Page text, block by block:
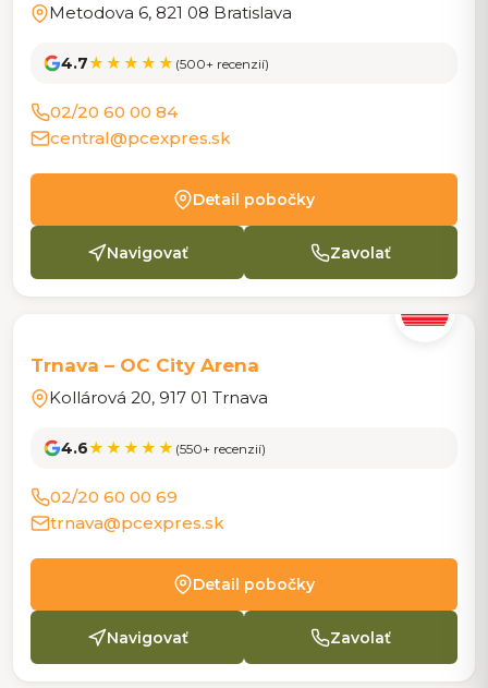
Metodova 6, 821 08 Bratislava
4.7★★★★★ (500+ recenzií)
02/20 60 00 84
central@pcexpres.sk
Detail pobočky
Navigovať Zavolať
Trnava – OC City Arena
Kollárová 20, 917 01 Trnava
4.6★★★★★ (550+ recenzií)
02/20 60 00 69
trnava@pcexpres.sk
Detail pobočky
Navigovať Zavolať